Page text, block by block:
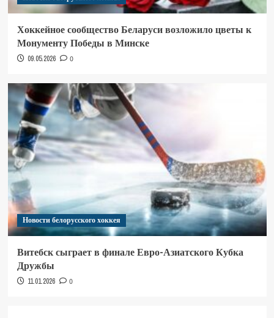
Хоккейное сообщество Беларуси возложило цветы к
Монументу Победы в Минске
09.05.2026 0
Новости белорусского хоккея
Витебск сыграет в финале Евро-Азиатского Кубка
Дружбы
11.01.2026 0